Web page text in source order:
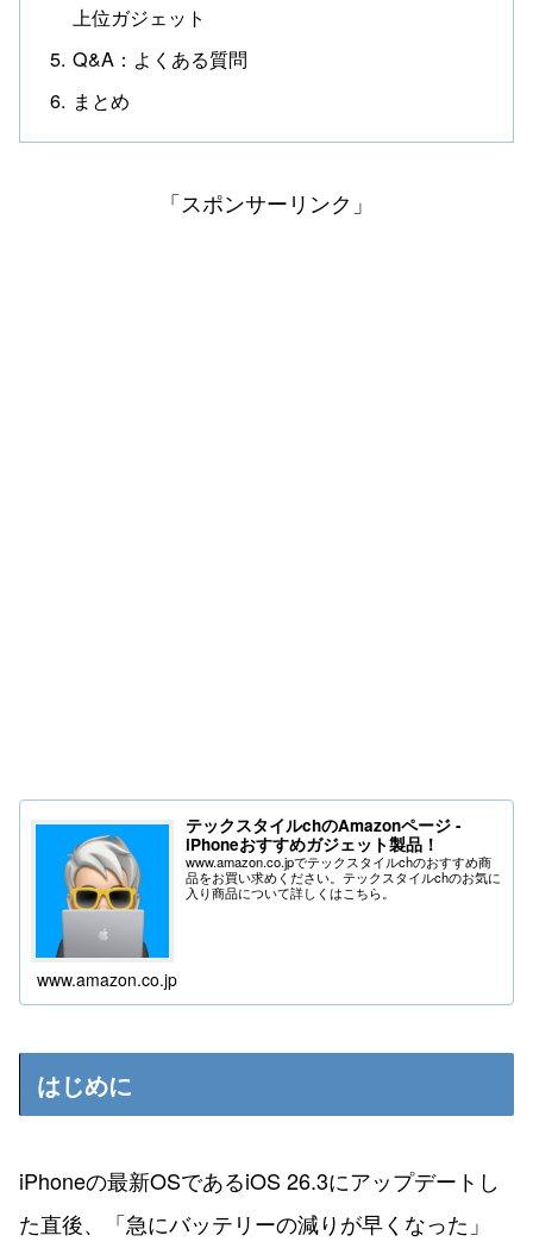
上位ガジェット
Q&A：よくある質問
まとめ
「スポンサーリンク」
テックスタイルchのAmazonページ -
iPhoneおすすめガジェット製品！
www.amazon.co.jpでテックスタイルchのおすすめ商
品をお買い求めください。テックスタイルchのお気に
入り商品について詳しくはこちら。
www.amazon.co.jp
はじめに
iPhoneの最新OSであるiOS 26.3にアップデートし
た直後、「急にバッテリーの減りが早くなった」